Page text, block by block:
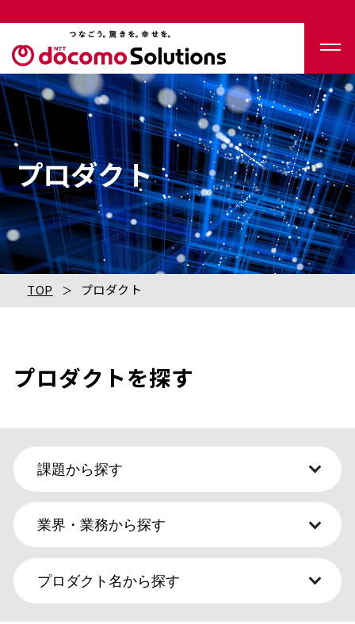
プロダクト
TOP プロダクト
プロダクトを探す
課題から探す
業界・業務から探す
プロダクト名から探す